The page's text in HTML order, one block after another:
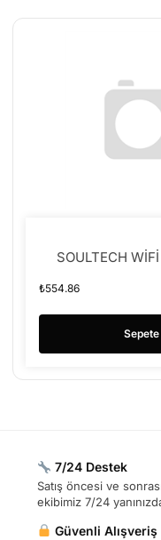
SOULTECH
₺554.86
7/24 Destek
Satış öncesi ve
ekibimiz 7/24
Güvenli Alışveriş